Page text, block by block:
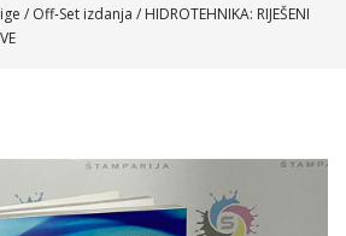
/ Off-Set izdanja / HIDROTEHNIKA: RIJEŠENI